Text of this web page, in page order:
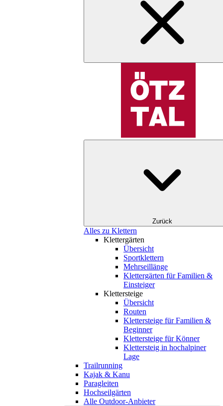
Zurück
Alles zu Klettern
Klettergärten
Übersicht
Sportklettern
Mehrseillänge
Klettergärten für Familien &
Einsteiger
Klettersteige
Übersicht
Routen
Klettersteige für Familien &
Beginner
Klettersteige für Könner
Klettersteig in hochalpiner
Lage
Trailrunning
Kajak & Kanu
Paragleiten
Hochseilgärten
Alle Outdoor-Anbieter